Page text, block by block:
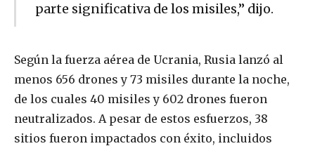
parte significativa de los misiles,” dijo.
Según la fuerza aérea de Ucrania, Rusia lanzó al
menos 656 drones y 73 misiles durante la noche,
de los cuales 40 misiles y 602 drones fueron
neutralizados. A pesar de estos esfuerzos, 38
sitios fueron impactados con éxito, incluidos